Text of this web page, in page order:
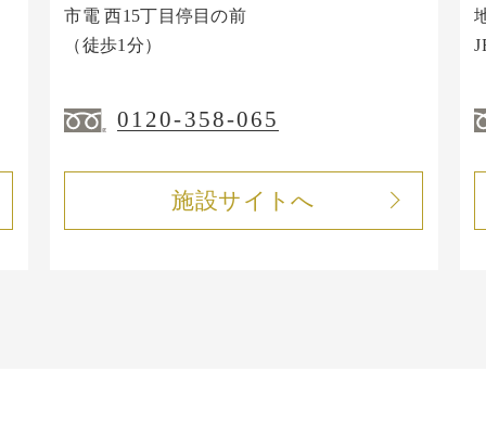
市電 西15丁目停目の前
（徒歩1分）
0120-358-065
施設サイトへ